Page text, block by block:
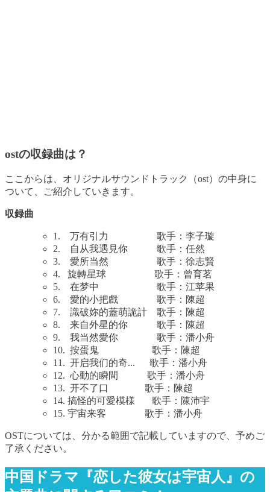
ostの収録曲は？
ここからは、オリジナルサウンドトラック（ost）の中身に
ついて、ご紹介していきます。
収録曲
1. 万有引力 歌手：李子璇
2. 自从我遇見你 歌手：任然
3. 愛所当然 歌手：徐志賢
4. 旋轉星球 歌手：曾育茗
5. 在梦中 歌手：江苹果
6. 愛的小把戲 歌手：陳超
7. 識破妳的蓋萌詭計 歌手：陳超
8. 来自外星的你 歌手：陳超
9. 我当然愛你 歌手：潘小舟
10. 按蛋鬼 歌手：陳超
11. 开启我们的奇... 歌手：潘小舟
12. 心動的瞬間 歌手：潘小舟
13. 开不了口 歌手：陳超
14. 搞怪的可愛模様 歌手：陳沛宇
15. 宇宙来客 歌手：潘小舟
OSTについては、分かる範囲で記載していますので、予めご
了承ください。
中国ドラマ『恋した彼女は宇宙人』の